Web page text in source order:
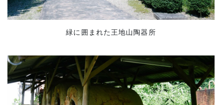
緑に囲まれた王地山陶器所